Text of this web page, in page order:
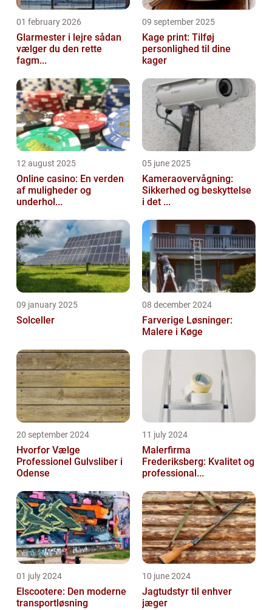
01 february 2026
Glarmester i lejre sådan
vælger du den rette
fagm...
09 september 2025
Kage print: Tilføj
personlighed til dine
kager
12 august 2025
Online casino: En verden
af muligheder og
underhol...
05 june 2025
Kameraovervågning:
Sikkerhed og beskyttelse
i det ...
09 january 2025
Solceller
08 december 2024
Farverige Løsninger:
Malere i Køge
20 september 2024
Hvorfor Vælge
Professionel Gulvsliber i
Odense
11 july 2024
Malerfirma
Frederiksberg: Kvalitet og
professional...
01 july 2024
Elscootere: Den moderne
transportløsning
10 june 2024
Jagtudstyr til enhver
jæger